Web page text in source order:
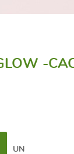
-
UN